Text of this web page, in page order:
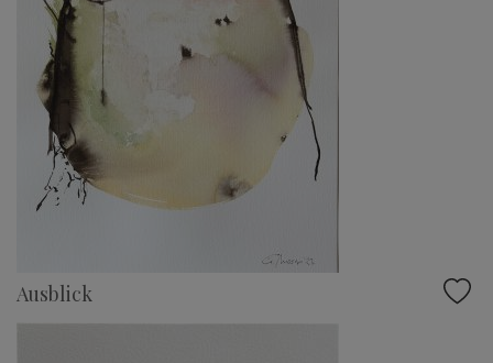
Ausblick